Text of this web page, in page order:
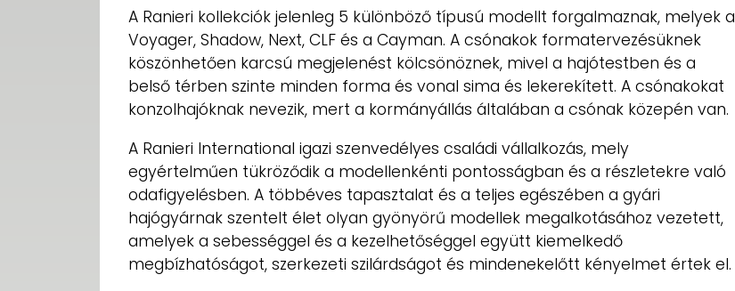
A Ranieri kollekciók jelenleg 5 különböző típusú modellt forgalmaznak, melyek a
Voyager, Shadow, Next, CLF és a Cayman. A csónakok formatervezésüknek
köszönhetően karcsú megjelenést kölcsönöznek, mivel a hajótestben és a
belső térben szinte minden forma és vonal sima és lekerekített. A csónakokat
konzolhajóknak nevezik, mert a kormányállás általában a csónak közepén van.
A Ranieri International igazi szenvedélyes családi vállalkozás, mely
egyértelműen tükröződik a modellenkénti pontosságban és a részletekre való
odafigyelésben. A többéves tapasztalat és a teljes egészében a gyári
hajógyárnak szentelt élet olyan gyönyörű modellek megalkotásához vezetett,
amelyek a sebességgel és a kezelhetőséggel együtt kiemelkedő
megbízhatóságot, szerkezeti szilárdságot és mindenekelőtt kényelmet értek el.